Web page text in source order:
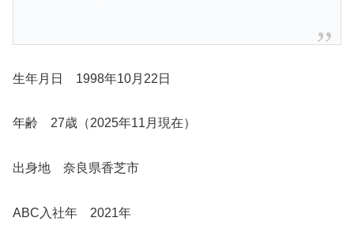
生年月日 1998年10月22日
年齢 27歳（2025年11月現在）
出身地 奈良県香芝市
ABC入社年 2021年